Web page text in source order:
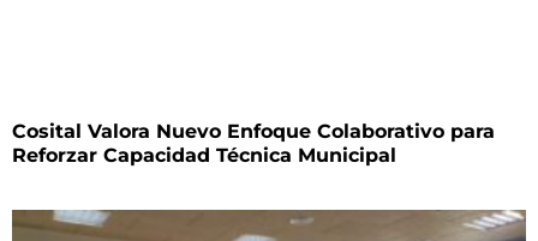
Cosital Valora Nuevo Enfoque Colaborativo para
Reforzar Capacidad Técnica Municipal